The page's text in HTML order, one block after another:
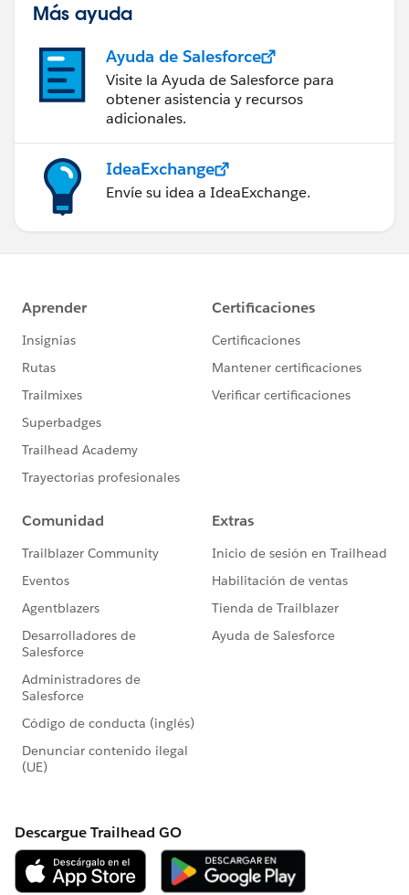
Más ayuda
Ayuda de Salesforce
Visite la Ayuda de Salesforce para
obtener asistencia y recursos
adicionales.
IdeaExchange
Envíe su idea a IdeaExchange.